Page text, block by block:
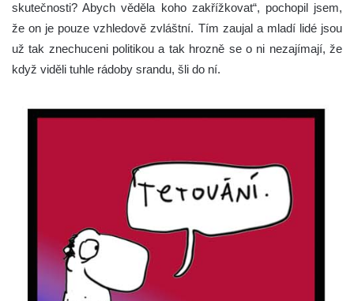
skutečnosti? Abych věděla koho zakřížkovat“, pochopil jsem,
že on je pouze vzhledově zvláštní. Tím zaujal a mladí lidé jsou
už tak znechuceni politikou a tak hrozně se o ni nezajímají, že
když viděli tuhle rádoby srandu, šli do ní.